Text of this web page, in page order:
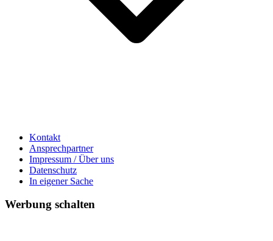
Kontakt
Ansprechpartner
Impressum / Über uns
Datenschutz
In eigener Sache
Werbung schalten